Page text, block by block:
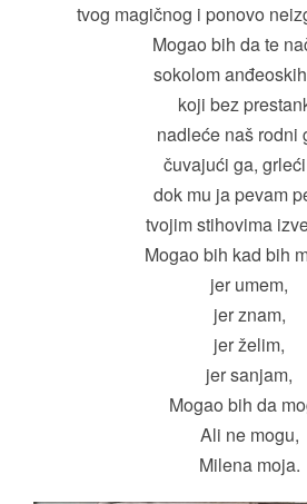
tvog magičnog i ponovo
Mogao bih da te
sokolom
koji bez
nadleće naš rodni
čuvajući ga,
dok mu ja pevam
tvojim stihovima
Mogao bih kad bih
jer umem,
jer znam,
jer želim,
jer sanjam,
Mogao bih da
Ali ne mogu,
Milena moja.